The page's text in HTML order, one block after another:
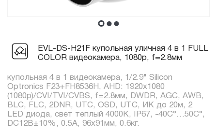
EVL-DS-H21F купольная уличная 4 в 1 FULL
COLOR видеокамера, 1080p, f=2.8мм
купольная 4 в 1 видеокамера, 1/2.9" Silicon
Optronics F23+FH8536H, AHD: 1920x1080
(1080p)/CVI/TVI/CVBS, f=2.8мм, DWDR, AGC, AWB,
BLC, FLC, 2DNR, UTC, OSD, UTC, ИК до 20м, 2
LED диода, свет теплый 4000К, IP67, -40C°…50C°,
DC12В±10%, 0.5А, 96x91мм, 0.6кг.